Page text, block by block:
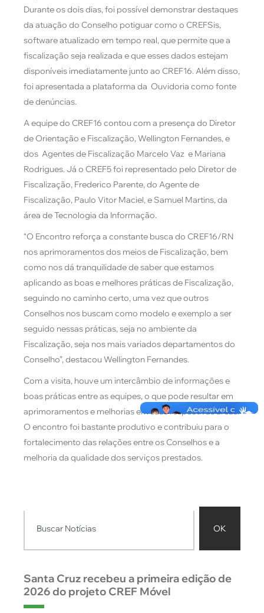
Durante os dois dias, foi possível demonstrar destaques
da atuação do Conselho potiguar como o CREFSis,
software atualizado em tempo real, que permite que a
fiscalização seja realizada e que esses dados estejam
disponíveis imediatamente junto ao CREF16. Além disso,
foi apresentada a plataforma da Ouvidoria como fonte
de denúncias.
A equipe do CREF16 contou com a presença do Diretor
de Orientação e Fiscalização, Wellington Fernandes, e
dos Agentes de Fiscalização Marcelo Vaz e Mariana
Rodrigues. Já o CREF5 foi representado pelo Diretor de
Fiscalização, Frederico Parente, do Agente de
Fiscalização, Paulo Vitor Maciel, e Samuel Martins, da
área de Tecnologia da Informação.
“O Encontro reforça a constante busca do CREF16/RN
nos aprimoramentos dos meios de Fiscalização, bem
como nos dá tranquilidade de saber que estamos
aplicando as boas e melhores práticas de Fiscalização,
seguindo no caminho certo, uma vez que outros
Conselhos nos buscam como modelo e exemplo a ser
seguido nessas práticas, seja no ambiente da
Fiscalização, seja nos mais variados departamentos do
Conselho”, destacou Wellington Fernandes.
Com a visita, houve um intercâmbio de informações e
boas práticas entre as equipes, o que pode resultar em
aprimoramentos e melhorias em suas respectivas áreas.
O encontro foi bastante produtivo e contribuiu para o
fortalecimento das relações entre os Conselhos e a
melhoria da qualidade dos serviços prestados.
OK
Santa Cruz recebeu a primeira edição de
2026 do projeto CREF Móvel